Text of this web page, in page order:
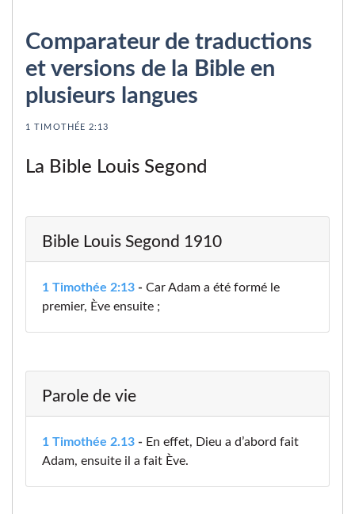
Comparateur de traductions
et versions de la Bible en
plusieurs langues
1 TIMOTHÉE 2:13
La Bible Louis Segond
Bible Louis Segond 1910
1 Timothée 2:13 - Car Adam a été formé le
premier, Ève ensuite ;
Parole de vie
1 Timothée 2.13 - En effet, Dieu a d’abord fait
Adam, ensuite il a fait Ève.